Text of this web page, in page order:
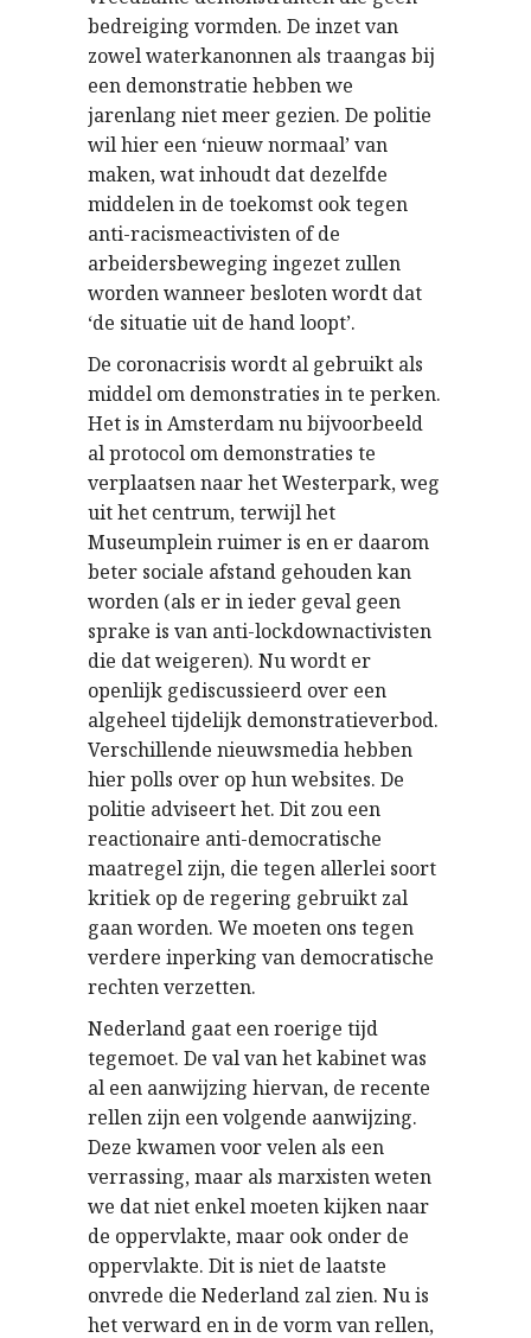
bedreiging vormden. De inzet van
zowel waterkanonnen als traangas bij
een demonstratie hebben we
jarenlang niet meer gezien. De politie
wil hier een ‘nieuw normaal’ van
maken, wat inhoudt dat dezelfde
middelen in de toekomst ook tegen
anti-racismeactivisten of de
arbeidersbeweging ingezet zullen
worden wanneer besloten wordt dat
‘de situatie uit de hand loopt’.
De coronacrisis wordt al gebruikt als
middel om demonstraties in te perken.
Het is in Amsterdam nu bijvoorbeeld
al protocol om demonstraties te
verplaatsen naar het Westerpark, weg
uit het centrum, terwijl het
Museumplein ruimer is en er daarom
beter sociale afstand gehouden kan
worden (als er in ieder geval geen
sprake is van anti-lockdownactivisten
die dat weigeren). Nu wordt er
openlijk gediscussieerd over een
algeheel tijdelijk demonstratieverbod.
Verschillende nieuwsmedia hebben
hier polls over op hun websites. De
politie adviseert het. Dit zou een
reactionaire anti-democratische
maatregel zijn, die tegen allerlei soort
kritiek op de regering gebruikt zal
gaan worden. We moeten ons tegen
verdere inperking van democratische
rechten verzetten.
Nederland gaat een roerige tijd
tegemoet. De val van het kabinet was
al een aanwijzing hiervan, de recente
rellen zijn een volgende aanwijzing.
Deze kwamen voor velen als een
verrassing, maar als marxisten weten
we dat niet enkel moeten kijken naar
de oppervlakte, maar ook onder de
oppervlakte. Dit is niet de laatste
onvrede die Nederland zal zien. Nu is
het verward en in de vorm van rellen,